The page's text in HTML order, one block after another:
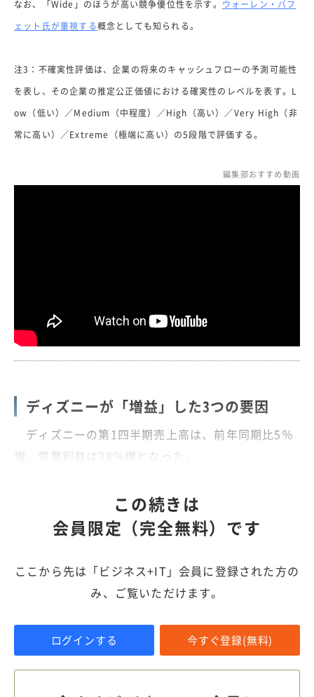
なお、「Wide」のほうが高い競争優位性を示す。 ウォーレン・バフ
ェット氏が重視する概念としても知られる。
注3：不確実性評価は、企業の将来のキャッシュフローの予測可能性
を表し、その企業の推定公正価値における確実性のレベルを表す。L
ow（低い）／Medium（中程度）／High（高い）／Very High（非
常に高い）／Extreme（極端に高い）の5段階で評価する。
編集部おすすめ動画
ディズニーが「増益」した3つの要因
ディズニーの第1四半期売上高は、前年同期比5％
増、営業利益は38％増となった。
この続きは
会員限定（完全無料）です
ここから先は「ビジネス+IT」会員に登録された方の
み、ご覧いただけます。
ログインする 今すぐ登録(無料)